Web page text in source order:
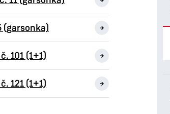
(garsonka)
101 (1+1)
121 (1+1)